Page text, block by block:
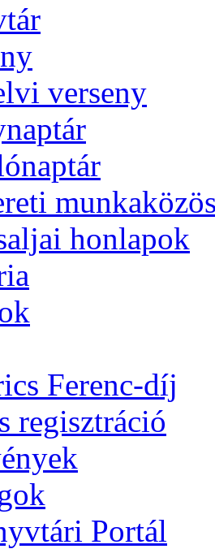
verseny
honlapok
Ferenc-díj
regisztráció
Portál